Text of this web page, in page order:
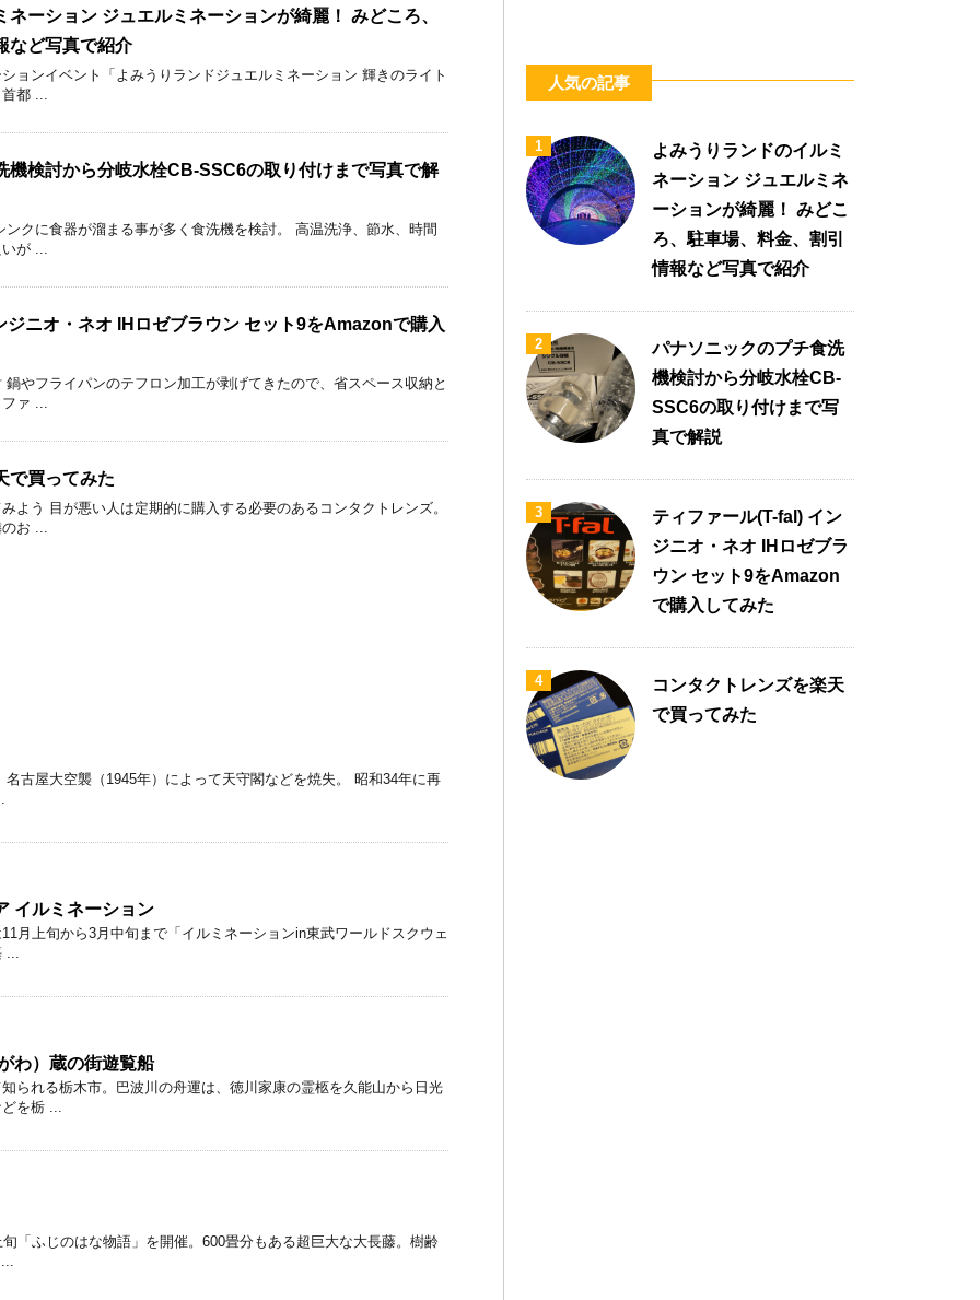
ーション ジュエルミネーションが綺麗！ みどころ、
など写真で紹介
ョンイベント「よみうりランドジュエルミネーション 輝きのライト
都 ...
機検討から分岐水栓CB-SSC6の取り付けまで写真で解
クに食器が溜まる事が多く食洗機を検討。 高温洗浄、節水、時間
が ...
ジニオ・ネオ IHロゼブラウン セット9をAmazonで購入
やフライパンのテフロン加工が剥げてきたので、省スペース収納と
ァ ...
で買ってみた
よう 目が悪い人は定期的に購入する必要のあるコンタクトレンズ。
お ...
古屋大空襲（1945年）によって天守閣などを焼失。 昭和34年に再
イルミネーション
月上旬から3月中旬まで「イルミネーションin東武ワールドスクウェ
...
わ）蔵の街遊覧船
られる栃木市。巴波川の舟運は、徳川家康の霊柩を久能山から日光
を栃 ...
「ふじのはな物語」を開催。600畳分もある超巨大な大長藤。樹齢
人気の記事
1
よみうりランドのイルミ
ネーション ジュエルミネ
ーションが綺麗！ みどこ
ろ、駐車場、料金、割引
情報など写真で紹介
2
パナソニックのプチ食洗
機検討から分岐水栓CB-
SSC6の取り付けまで写
真で解説
3
ティファール(T-fal) イン
ジニオ・ネオ IHロゼブラ
ウン セット9をAmazon
で購入してみた
4
コンタクトレンズを楽天
で買ってみた